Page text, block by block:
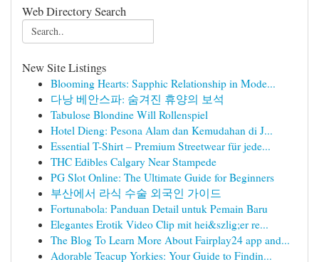
Web Directory Search
New Site Listings
Blooming Hearts: Sapphic Relationship in Mode...
다낭 베안스파: 숨겨진 휴양의 보석
Tabulose Blondine Will Rollenspiel
Hotel Dieng: Pesona Alam dan Kemudahan di J...
Essential T-Shirt – Premium Streetwear für jede...
THC Edibles Calgary Near Stampede
PG Slot Online: The Ultimate Guide for Beginners
부산에서 라식 수술 외국인 가이드
Fortunabola: Panduan Detail untuk Pemain Baru
Elegantes Erotik Video Clip mit hei&szlig;er re...
The Blog To Learn More About Fairplay24 app and...
Adorable Teacup Yorkies: Your Guide to Findin...